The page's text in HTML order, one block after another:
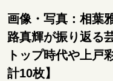
サイトの核・哲学
運命を変えた出会い
未知への挑戦
プ
表現者の葛藤
画像・写真：相葉
路真輝が振り返る
トップ時代や上戸
計10枚】